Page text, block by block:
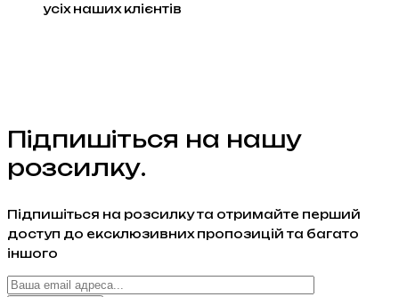
усіх наших клієнтів
Підпишіться на нашу
розсилку.
Підпишіться на розсилку та отримайте перший
доступ до ексклюзивних пропозицій та багато
іншого